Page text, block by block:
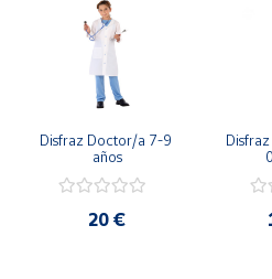
animados más queridos del
TALLA: 3-6 AÑOS ( 98-116 CM)
Disfraz Doctor/a 7-9
años
20 €